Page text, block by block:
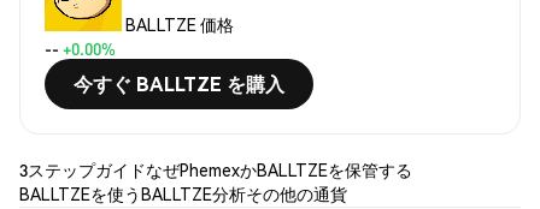
BALLTZE 価格
-- +0.00%
今すぐ BALLTZE を購入
3ステップガイドなぜPhemexかBALLTZEを保管する
BALLTZEを使うBALLTZE分析その他の通貨